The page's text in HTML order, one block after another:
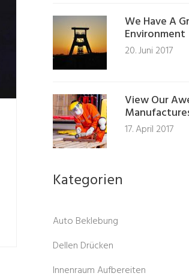
We Have A
Environment
20. Juni 2017
View Our
17. April 2017
Kategorien
Auto Beklebung
Dellen Drücken
Innenraum Aufbereiten